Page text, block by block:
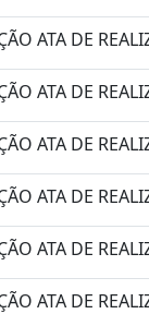
ATA DE
ATA DE
ATA DE
ATA DE
ATA DE
ATA DE